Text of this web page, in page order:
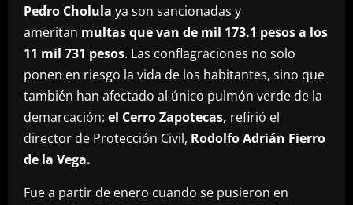
Pedro Cholula ya son sancionadas y
ameritan multas que van de mil 173.1 pesos a los
11 mil 731 pesos. Las conflagraciones no solo
ponen en riesgo la vida de los habitantes, sino que
también han afectado al único pulmón verde de la
demarcación: el Cerro Zapotecas, refirió el
director de Protección Civil, Rodolfo Adrián Fierro
de la Vega.
Fue a partir de enero cuando se pusieron en